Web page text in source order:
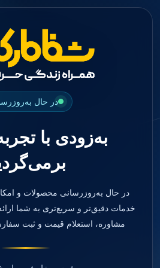
در حال
به‌زودی با
در حال به‌روزرسانی محصولات و
خدمات دقیق‌تر و سریع‌تری به شما
مشاوره، استعلام قیمت و ثبت
جستجو
Impression Coping
صفحه اصلی
دندانپزشکی
مواد ترمیمی
کامپوزیت
کامپوزیت فلو
اسید اچ
باندینگ
بلیچینگ